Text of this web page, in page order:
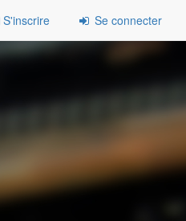
S'inscrire Se connecter